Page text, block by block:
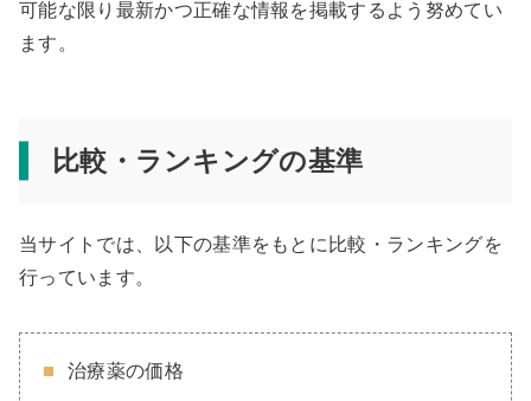
可能な限り最新かつ正確な情報を掲載するよう努めてい
ます。
比較・ランキングの基準
当サイトでは、以下の基準をもとに比較・ランキングを
行っています。
治療薬の価格